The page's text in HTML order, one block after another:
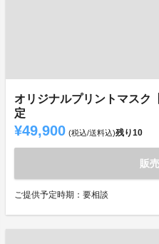
オリジナルプリントマスク
定
¥49,900 (税込/送料込)残り10
販
ご提供予定時期：要相談